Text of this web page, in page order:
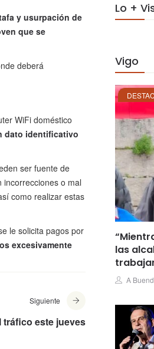
y usurpación de
que se
deberá
WiFi doméstico
dato identificativo
ser fuente de
o mal
como realizar estas
le solicita pagos por
excesivamente
Siguiente
tráfico este jueves
Lo +
Vigo
las
Author
A